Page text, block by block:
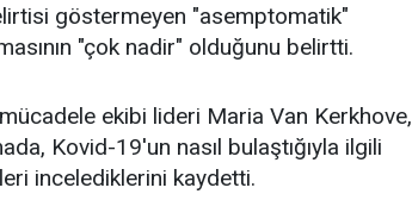
göstermeyen "asemptomatik"
"çok nadir" olduğunu belirtti.
ekibi lideri Maria Van Kerkhove,
Kovid-19'un nasıl bulaştığıyla ilgili
incelediklerini kaydetti.